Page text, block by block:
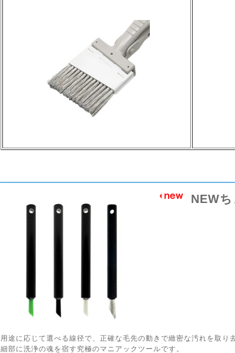
NEWち
用途に応じて選べる線径で、正確な毛先の動きで緻密な汚れを取り
細部に洗浄の魂を宿す究極のマニアックツールです。